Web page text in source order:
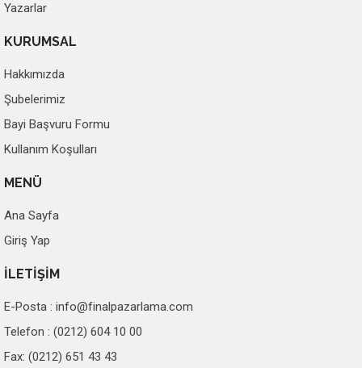
Yazarlar
KURUMSAL
Hakkımızda
Şubelerimiz
Bayi Başvuru Formu
Kullanım Koşulları
MENÜ
Ana Sayfa
Giriş Yap
İLETİŞİM
E-Posta : info@finalpazarlama.com
Telefon : (0212) 604 10 00
Fax: (0212) 651 43 43